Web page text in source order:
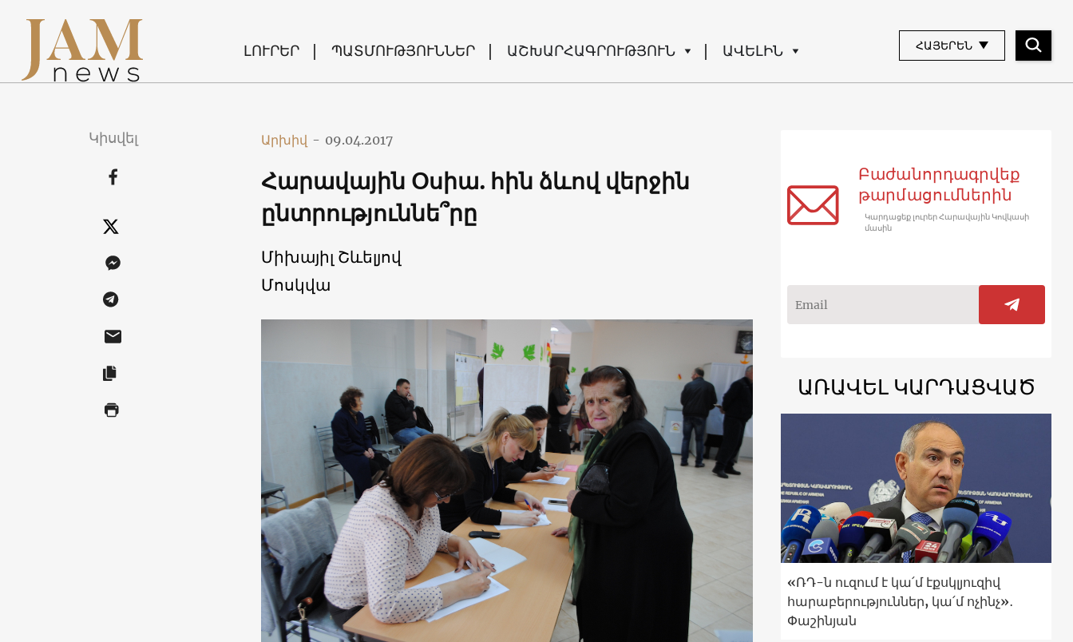
ԼՈՒՐԵՐ ՊԱՏՄՈՒԹՅՈՒՆՆԵՐ ԱՇԽԱՐՀԱԳՐՈՒԹՅՈՒՆ ԱՎԵԼԻՆ ՀԱՅԵՐԵՆ
Կիսվել Արխիվ - 09.04.2017
Հարավային Օսիա. հին ձևով վերջին
ընտրություննե՞րը
Միխայիլ Շևելյով
Մոսկվա
Բաժանորդագրվեք
թարմացումներին
Կարդացեք լուրեր Հարավային Կովկասի
մասին
ԱՌԱՎԵԼ ԿԱՐԴԱՑՎԱԾ
«ՌԴ-ն ուզում է կա՛մ էքսկլյուզիվ
հարաբերություններ, կա՛մ ոչինչ»․
Փաշինյան